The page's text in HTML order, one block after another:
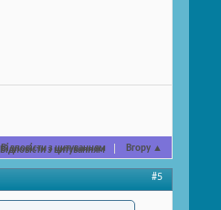
Відповісти з цитуванням Вгору ▲
#5